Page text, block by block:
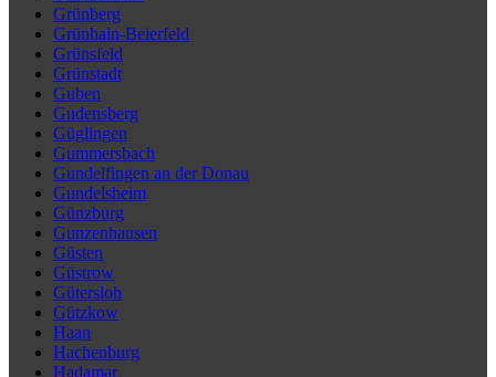
Grünberg
Grünhain-Beierfeld
Grünsfeld
Grünstadt
Guben
Gudensberg
Güglingen
Gummersbach
Gundelfingen an der Donau
Gundelsheim
Günzburg
Gunzenhausen
Güsten
Güstrow
Gütersloh
Gützkow
Haan
Hachenburg
Hadamar